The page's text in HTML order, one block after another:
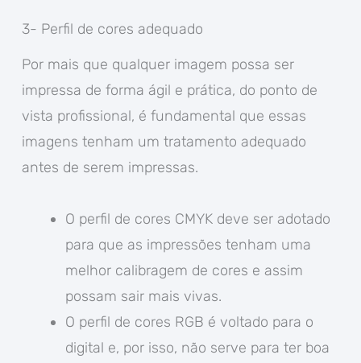
3- Perfil de cores adequado
Por mais que qualquer imagem possa ser
impressa de forma ágil e prática, do ponto de
vista profissional, é fundamental que essas
imagens tenham um tratamento adequado
antes de serem impressas.
O perfil de cores CMYK deve ser adotado
para que as impressões tenham uma
melhor calibragem de cores e assim
possam sair mais vivas.
O perfil de cores RGB é voltado para o
digital e, por isso, não serve para ter boa